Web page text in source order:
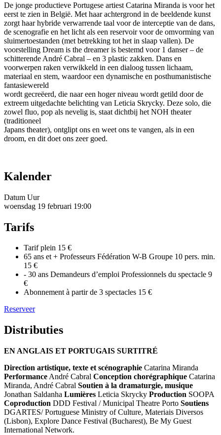
De jonge productieve Portugese artiest Catarina Miranda is voor het
eerst te zien in België. Met haar achtergrond in de beeldende kunst
zorgt haar hybride verwarrende taal voor de interceptie van de dans,
de scenografie en het licht als een reservoir voor de omvorming van
sluimertoestanden (met betrekking tot het in slaap vallen). De
voorstelling Dream is the dreamer is bestemd voor 1 danser – de
schitterende André Cabral – en 3 plastic zakken. Dans en
voorwerpen raken verwikkeld in een dialoog tussen lichaam,
materiaal en stem, waardoor een dynamische en posthumanistische
fantasiewereld
wordt gecreëerd, die naar een hoger niveau wordt getild door de
extreem uitgedachte belichting van Leticia Skrycky. Deze solo, die
zowel fluo, pop als nevelig is, staat dichtbij het NOH theater
(traditioneel
Japans theater), ontglipt ons en weet ons te vangen, als in een
droom, en dit doet ons zeer goed.
Kalender
Datum Uur
woensdag 19 februari 19:00
Tarifs
Tarif plein 15 €
65 ans et + Professeurs Fédération W-B Groupe 10 pers. min.
15 €
- 30 ans Demandeurs d’emploi Professionnels du spectacle 9
€
Abonnement à partir de 3 spectacles 15 €
Reserveer
Distributies
EN ANGLAIS ET PORTUGAIS SURTITRÉ
Direction artistique, texte et scénographie Catarina Miranda
Performance André Cabral Conception chorégraphique Catarina
Miranda, André Cabral Soutien à la dramaturgie, musique
Jonathan Saldanha Lumières Leticia Skrycky Production SOOPA
Coproduction DDD Festival / Municipal Theatre Porto Soutiens
DGARTES/ Portuguese Ministry of Culture, Materiais Diversos
(Lisbon), Explore Dance Festival (Bucharest), Be My Guest
International Network.